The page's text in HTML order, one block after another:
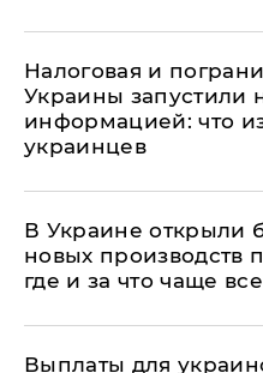
Налоговая и
Украины запустили
информацией: что
украинцев
В Украине открыли
новых производств
где и за что чаще
Выплаты для